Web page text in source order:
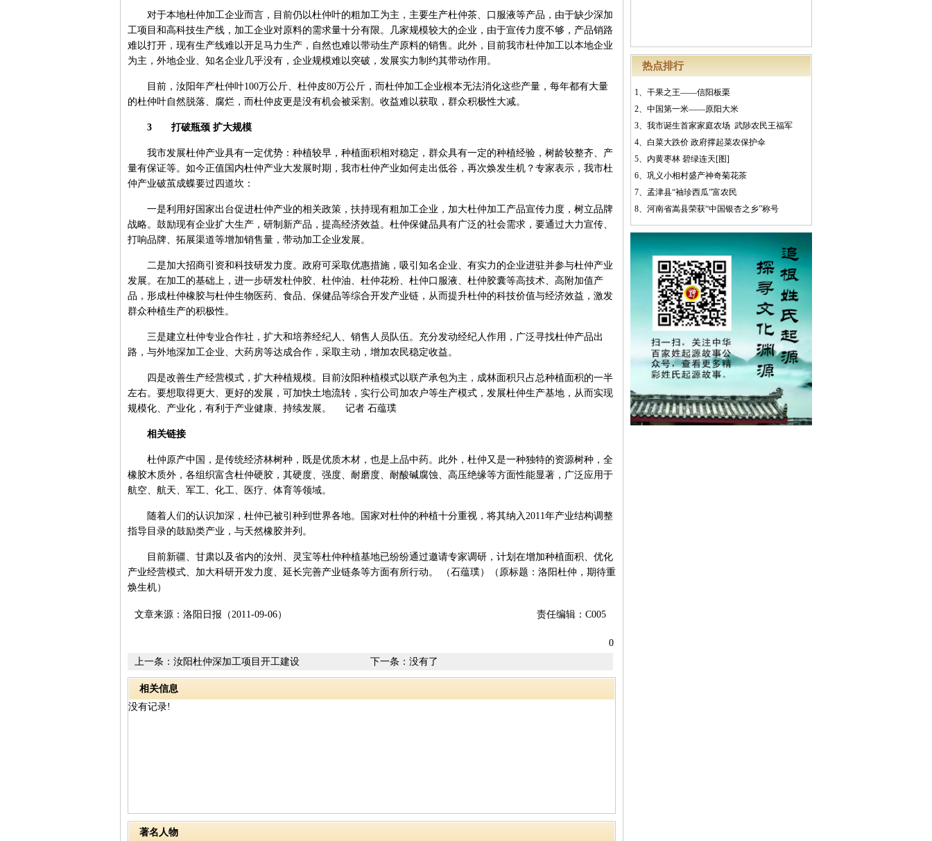
热点排行
1、 干果之王——信阳板栗
2、 中国第一米——原阳大米
3、 我市诞生首家家庭农场 武陟农民王福军
4、 白菜大跌价 政府撑起菜农保护伞
5、 内黄枣林 碧绿连天[图]
6、 巩义小相村盛产神奇菊花茶
7、 孟津县“袖珍西瓜”富农民
8、 河南省嵩县荣获“中国银杏之乡”称号
对于本地杜仲加工企业而言，目前仍以杜仲叶的粗加工为主，主要生产杜仲茶、口服液等产品，由于缺少深加
工项目和高科技生产线，加工企业对原料的需求量十分有限。几家规模较大的企业，由于宣传力度不够，产品销路
难以打开，现有生产线难以开足马力生产，自然也难以带动生产原料的销售。此外，目前我市杜仲加工以本地企业
为主，外地企业、知名企业几乎没有，企业规模难以突破，发展实力制约其带动作用。
目前，汝阳年产杜仲叶100万公斤、杜仲皮80万公斤，而杜仲加工企业根本无法消化这些产量，每年都有大量
的杜仲叶自然脱落、腐烂，而杜仲皮更是没有机会被采割。收益难以获取，群众积极性大减。
3 打破瓶颈 扩大规模
我市发展杜仲产业具有一定优势：种植较早，种植面积相对稳定，群众具有一定的种植经验，树龄较整齐、产
量有保证等。如今正值国内杜仲产业大发展时期，我市杜仲产业如何走出低谷，再次焕发生机？专家表示，我市杜
仲产业破茧成蝶要过四道坎：
一是利用好国家出台促进杜仲产业的相关政策，扶持现有粗加工企业，加大杜仲加工产品宣传力度，树立品牌
战略。鼓励现有企业扩大生产，研制新产品，提高经济效益。杜仲保健品具有广泛的社会需求，要通过大力宣传、
打响品牌、拓展渠道等增加销售量，带动加工企业发展。
二是加大招商引资和科技研发力度。政府可采取优惠措施，吸引知名企业、有实力的企业进驻并参与杜仲产业
发展。在加工的基础上，进一步研发杜仲胶、杜仲油、杜仲花粉、杜仲口服液、杜仲胶囊等高技术、高附加值产
品，形成杜仲橡胶与杜仲生物医药、食品、保健品等综合开发产业链，从而提升杜仲的科技价值与经济效益，激发
群众种植生产的积极性。
三是建立杜仲专业合作社，扩大和培养经纪人、销售人员队伍。充分发动经纪人作用，广泛寻找杜仲产品出
路，与外地深加工企业、大药房等达成合作，采取主动，增加农民稳定收益。
四是改善生产经营模式，扩大种植规模。目前汝阳种植模式以联产承包为主，成林面积只占总种植面积的一半
左右。要想取得更大、更好的发展，可加快土地流转，实行公司加农户等生产模式，发展杜仲生产基地，从而实现
规模化、产业化，有利于产业健康、持续发展。 记者 石蕴璞
相关链接
杜仲原产中国，是传统经济林树种，既是优质木材，也是上品中药。此外，杜仲又是一种独特的资源树种，全
橡胶木质外，各组织富含杜仲硬胶，其硬度、强度、耐磨度、耐酸碱腐蚀、高压绝缘等方面性能显著，广泛应用于
航空、航天、军工、化工、医疗、体育等领域。
随着人们的认识加深，杜仲已被引种到世界各地。国家对杜仲的种植十分重视，将其纳入2011年产业结构调整
指导目录的鼓励类产业，与天然橡胶并列。
目前新疆、甘肃以及省内的汝州、灵宝等杜仲种植基地已纷纷通过邀请专家调研，计划在增加种植面积、优化
产业经营模式、加大科研开发力度、延长完善产业链条等方面有所行动。 （石蕴璞）（原标题：洛阳杜仲，期待重
焕生机）
责任编辑：C005
文章来源：洛阳日报（2011-09-06）
0
下一条：没有了
上一条： 汝阳杜仲深加工项目开工建设
相关信息
没有记录!
著名人物